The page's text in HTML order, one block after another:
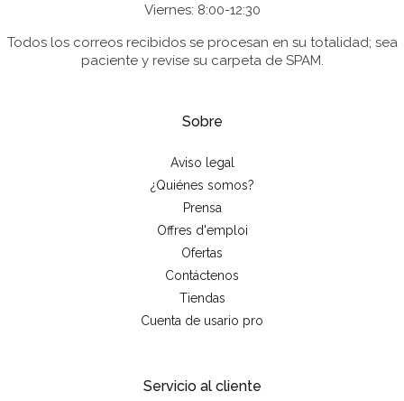
Viernes: 8:00-12:30
Todos los correos recibidos se procesan en su totalidad; sea
paciente y revise su carpeta de SPAM.
Sobre
Aviso legal
¿Quiénes somos?
Prensa
Offres d'emploi
Ofertas
Contáctenos
Tiendas
Cuenta de usario pro
Servicio al cliente